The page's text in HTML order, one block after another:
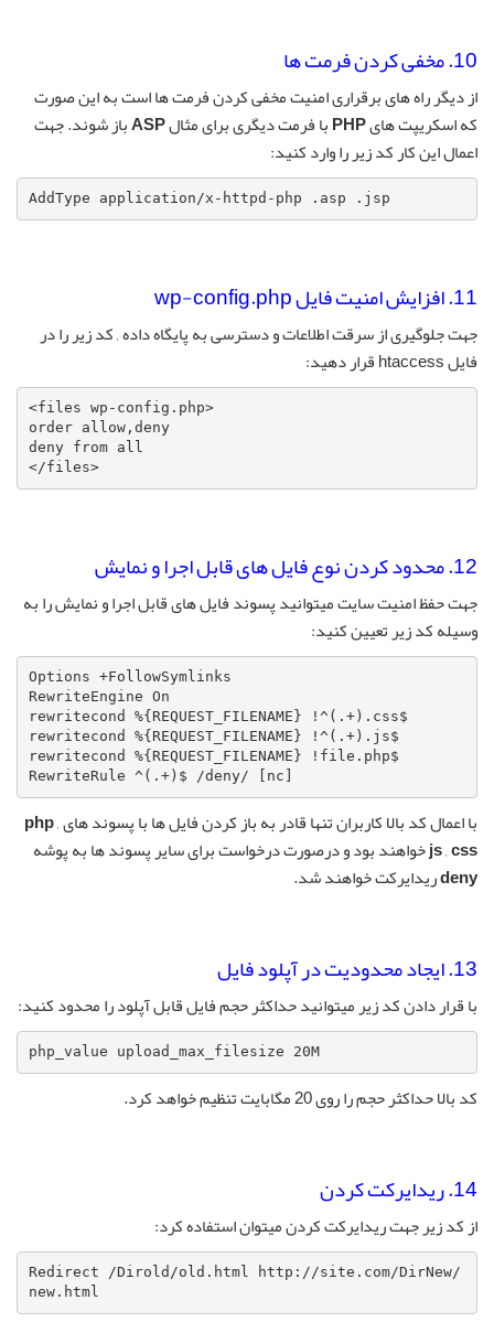
10. مخفی کردن فرمت ها
از دیگر راه های برقراری امنیت مخفی کردن فرمت ها است به این صورت
که اسکریپت هایPHPبا فرمت دیگری برای مثالASPباز شوند. جهت
اعمال این کار کد زیر را وارد کنید:
AddType application/x-httpd-php .asp .jsp
11. افزایش امنیت فایل wp-config.php
جهت جلوگیری از سرقت اطلاعات و دسترسی به پایگاه داده , کد زیر را در
فایل htaccess قرار دهید:
<files wp-config.php>
order allow,deny
deny from all
</files>
12. محدود کردن نوع فایل های قابل اجرا و نمایش
جهت حفظ امنیت سایت میتوانید پسوند فایل های قابل اجرا و نمایش را به
وسیله کد زیر تعیین کنید:
Options +FollowSymlinks
RewriteEngine On
rewritecond %{REQUEST_FILENAME} !^(.+).css$
rewritecond %{REQUEST_FILENAME} !^(.+).js$
rewritecond %{REQUEST_FILENAME} !file.php$
RewriteRule ^(.+)$ /deny/ [nc]
با اعمال کد بالا کاربران تنها قادر به باز کردن فایل ها با پسوند های php,
js,css
خواهند بود و درصورت درخواست برای سایر پسوند ها به پوشه
denyریدایرکت خواهند شد.
13. ایجاد محدودیت در آپلود فایل
با قرار دادن کد زیر میتوانید حداکثر حجم فایل قابل آپلود را محدود کنید:
php_value upload_max_filesize 20M
کد بالا حداکثر حجم را روی 20 مگابایت تنظیم خواهد کرد.
14. ریدایرکت کردن
از کد زیر جهت ریدایرکت کردن میتوان استفاده کرد:
Redirect /Dirold/old.html http://site.com/DirNew/
new.html